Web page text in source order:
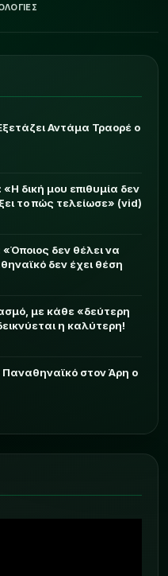
Αντάμα Τραορέ ο
δική μου επιθυμία δεν
το πώς τελείωσε» (vid)
δεν θέλει να
δεν έχει θέση
με κάθε «δεύτερη
η καλύτερη!
Παναθηναϊκό στον Άρη ο